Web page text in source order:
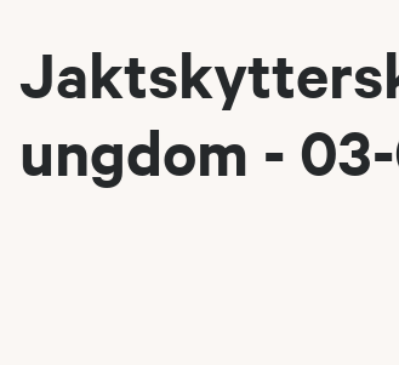
ungdom -